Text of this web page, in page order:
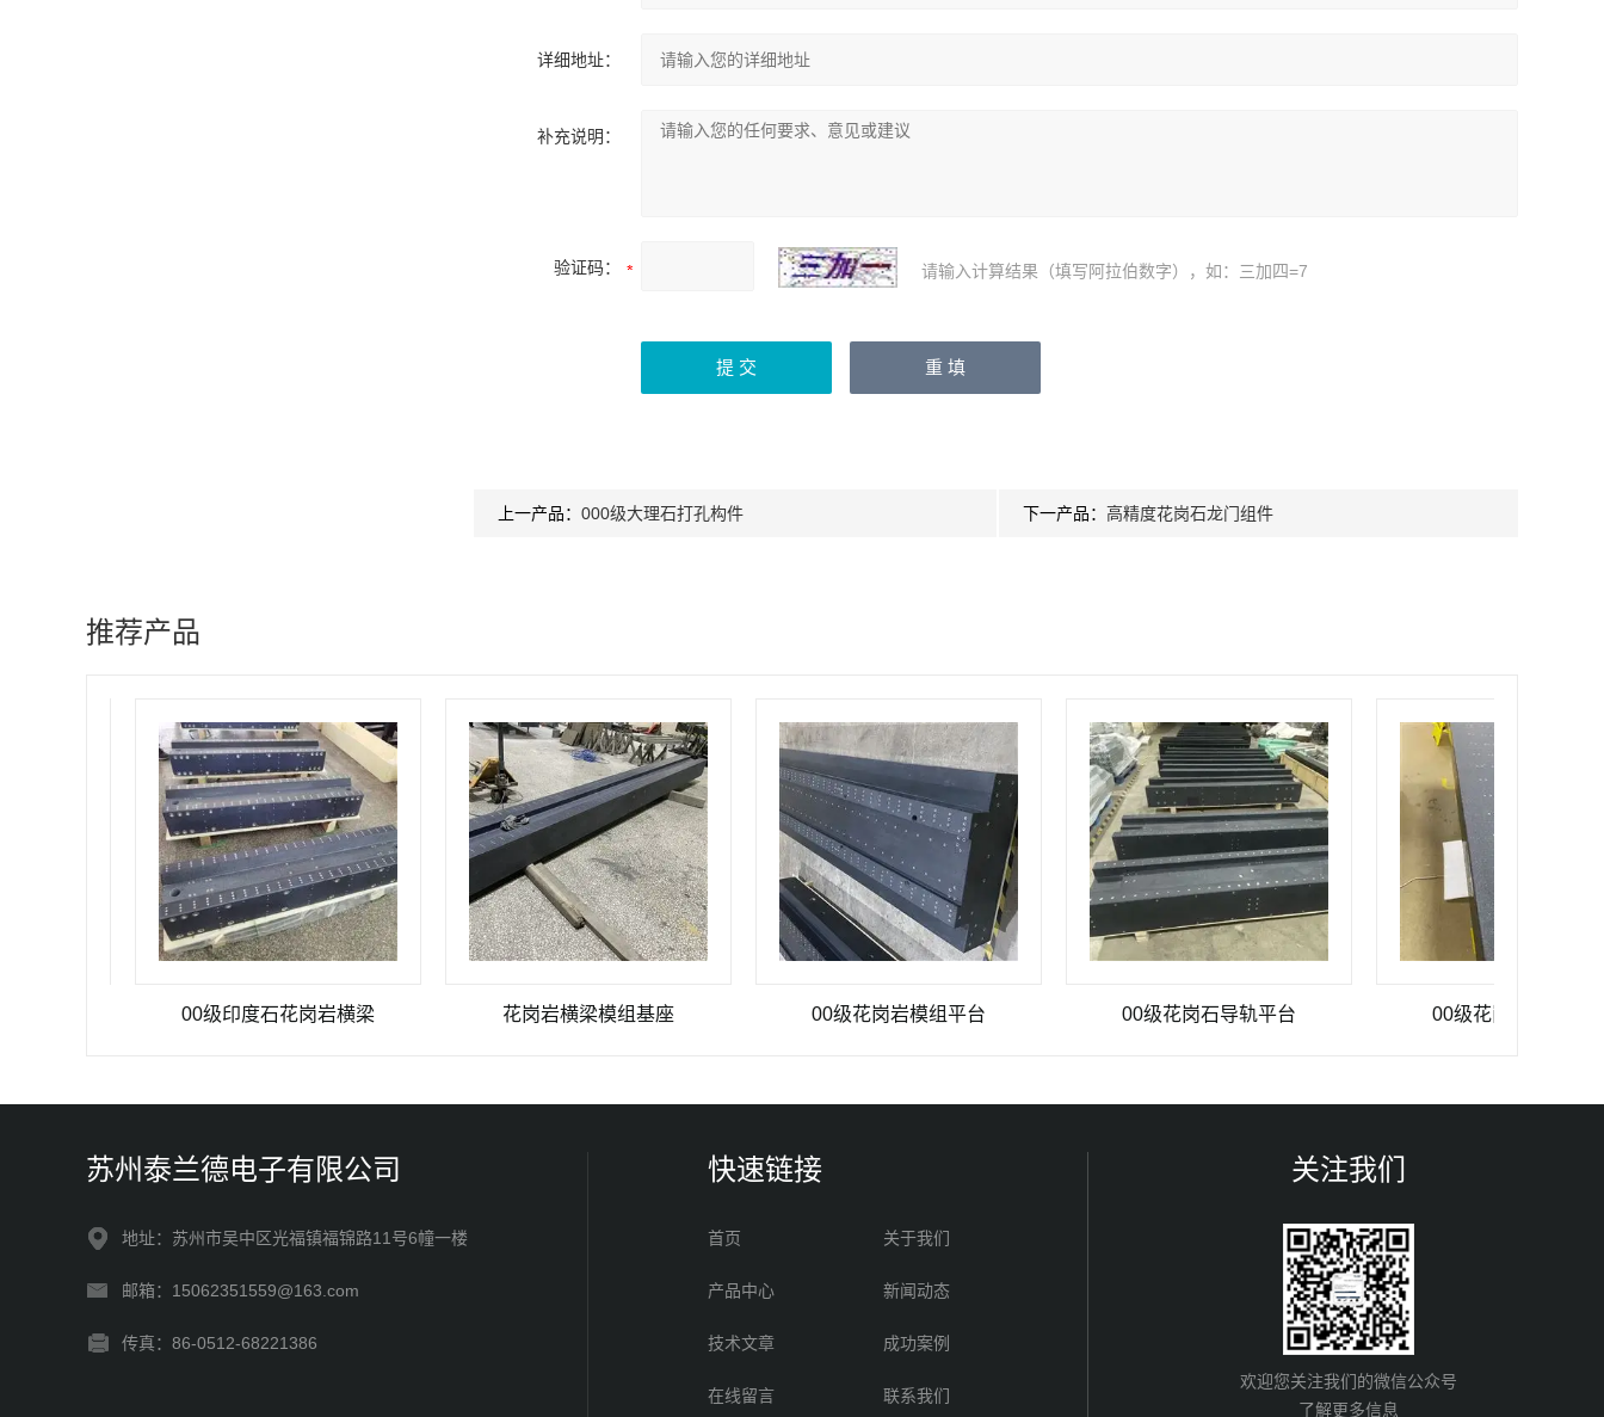
详细地址：
补充说明：
验证码： 请输入计算结果（填写阿拉伯数字），如：三加四=7
上一产品： 000级大理石打孔构件 下一产品： 高精度花岗石龙门组件
推荐产品
00级印度石花岗岩横梁 花岗岩横梁模组基座 00级花岗岩模组平台 00级花岗石导轨平台 00级花岗石气浮平台
苏州泰兰德电子有限公司
地址：苏州市吴中区光福镇福锦路11号6幢一楼
邮箱：15062351559@163.com
传真：86-0512-68221386
快速链接
首页 关于我们
产品中心 新闻动态
技术文章 成功案例
在线留言 联系我们
关注我们
欢迎您关注我们的微信公众号
了解更多信息